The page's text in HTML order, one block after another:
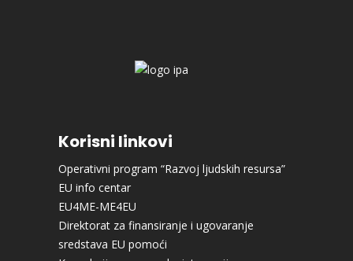
Korisni linkovi
Operativni program “Razvoj ljudskih resursa”
EU info centar
EU4ME-ME4EU
Direktorat za finansiranje i ugovaranje
sredstava EU pomoći